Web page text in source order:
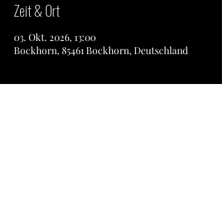
Zeit & Ort
03. Okt. 2026, 13:00
Bockhorn, 85461 Bockhorn, Deutschland